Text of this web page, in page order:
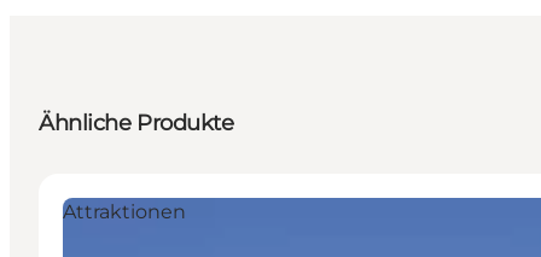
Ähnliche Produkte
Attraktionen